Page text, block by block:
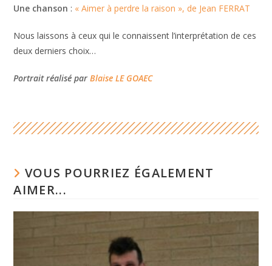
Une chanson : « Aimer à perdre la raison », de Jean FERRAT
Nous laissons à ceux qui le connaissent l’interprétation de ces
deux derniers choix…
Portrait réalisé parBlaise LE GOAEC
VOUS POURRIEZ ÉGALEMENT
AIMER...